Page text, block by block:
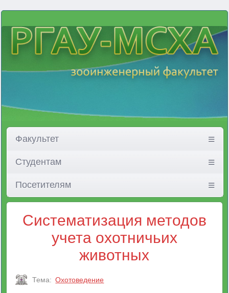
Факультет
Студентам
Посетителям
Систематизация методов
учета охотничьих
животных
Тема: Охотоведение